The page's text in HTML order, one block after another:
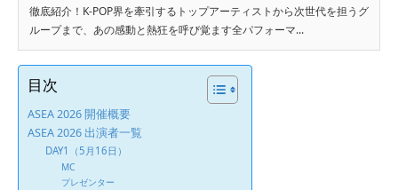
徹底紹介！K-POP界を牽引するトップアーティストから次世代を担うグ
ループまで、あの感動と熱狂を呼び覚ます全パフォーマ...
目次
ASEA 2026 開催概要
ASEA 2026 出演者一覧
DAY1（5月16日）
MC
プレゼンター